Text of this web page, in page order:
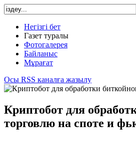
Негізгі бет
Газет туралы
Фотогалерея
Байланыс
Мұрағат
Осы RSS каналға жазылу
Криптобот для
торговлю на споте и